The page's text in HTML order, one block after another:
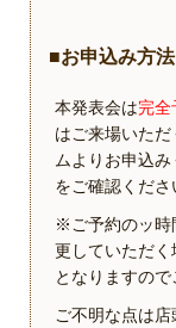
■お申込み方法
本発表会は完全
はご来場いただ
ムよりお申込
をご確認くださ
※ご予約のッ時
更していただ
となりますので
ご不明な点は